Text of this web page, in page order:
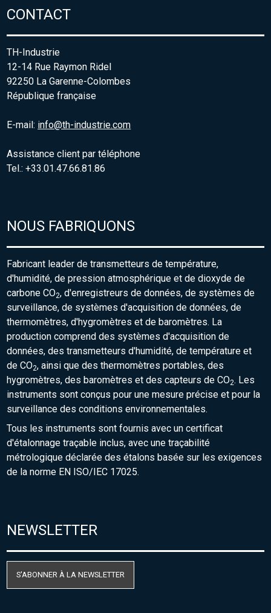
CONTACT
TH-Industrie
12-14 Rue Raymon Ridel
92250 La Garenne-Colombes
République française
E-mail: info@th-industrie.com
Assistance client par téléphone
Tel.: +33.01.47.66.81.86
NOUS FABRIQUONS
Fabricant leader de transmetteurs de température,
d'humidité, de pression atmosphérique et de dioxyde de
carbone CO2, d'enregistreurs de données, de systèmes de
surveillance, de systèmes d'acquisition de données, de
thermomètres, d'hygromètres et de baromètres. La
production comprend des systèmes d'acquisition de
données, des transmetteurs d'humidité, de température et
de CO2, ainsi que des thermomètres portables, des
hygromètres, des baromètres et des capteurs de CO2. Les
instruments sont conçus pour une mesure précise et pour la
surveillance des conditions environnementales.
Tous les instruments sont fournis avec un certificat
d'étalonnage traçable inclus, avec une traçabilité
métrologique déclarée des étalons basée sur les exigences
de la norme EN ISO/IEC 17025.
NEWSLETTER
S'ABONNER À LA NEWSLETTER